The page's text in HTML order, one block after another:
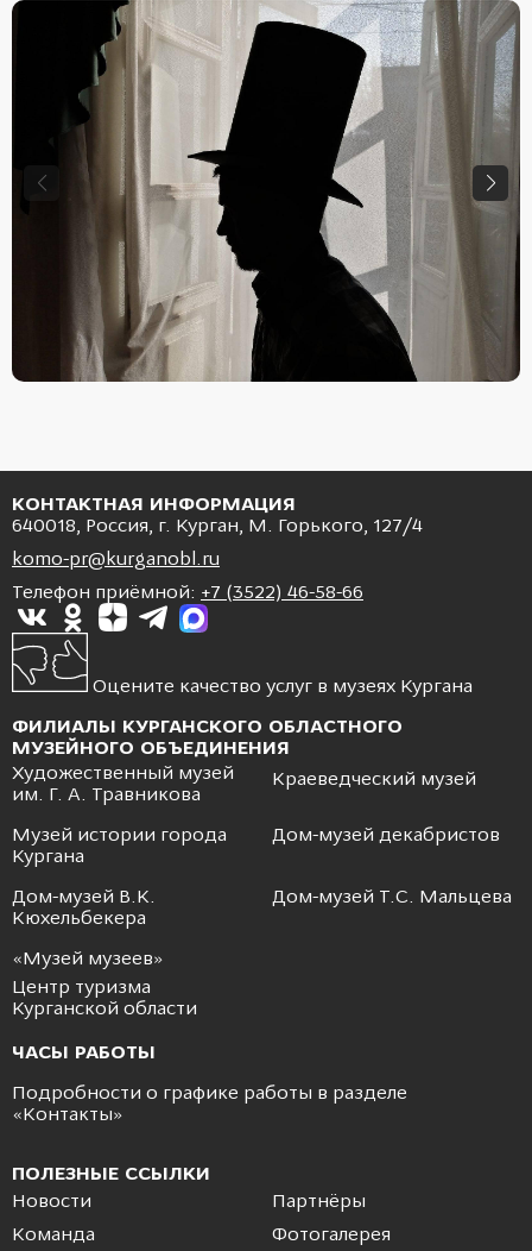
КОНТАКТНАЯ ИНФОРМАЦИЯ
640018, Россия, г. Курган, М. Горького, 127/4
komo-pr@kurganobl.ru
Телефон приёмной: +7 (3522) 46-58-66
Оцените качество услуг в музеях Кургана
ФИЛИАЛЫ КУРГАНСКОГО ОБЛАСТНОГО
МУЗЕЙНОГО ОБЪЕДИНЕНИЯ
Художественный музей
им. Г. А. Травникова
Краеведческий музей
Музей истории города
Кургана
Дом-музей декабристов
Дом-музей В.К.
Кюхельбекера
Дом-музей Т.С. Мальцева
«Музей музеев»
Центр туризма
Курганской области
ЧАСЫ РАБОТЫ
Подробности о графике работы в разделе
« Контакты»
ПОЛЕЗНЫЕ ССЫЛКИ
Новости
Партнёры
Команда
Фотогалерея